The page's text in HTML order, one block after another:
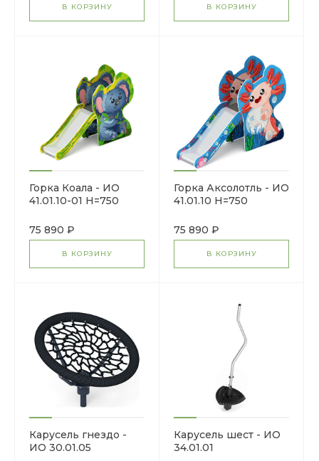
В КОРЗИНУ В КОРЗИНУ
Горка Коала - ИО
41.01.10-01 Н=750
75 890 ₽
В КОРЗИНУ
Горка Аксолотль - ИО
41.01.10 Н=750
75 890 ₽
В КОРЗИНУ
Карусель гнездо -
ИО 30.01.05
Карусель шест - ИО
34.01.01